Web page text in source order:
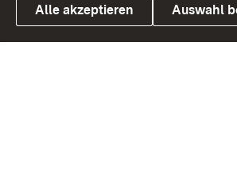
Link zum Landesportal
Alle akzeptieren Auswahl